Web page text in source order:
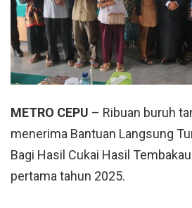
METRO CEPU – Ribuan buruh
menerima Bantuan Langsung
Bagi Hasil Cukai Hasil
pertama tahun 2025.